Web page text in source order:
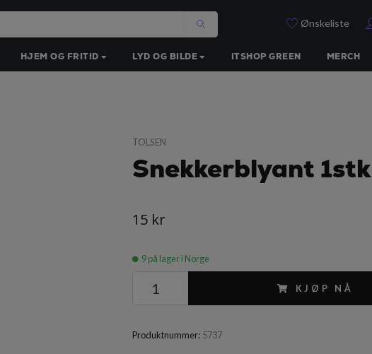
Ønskeliste
HJEM OG FRITID LYD OG BILDE ITSHOP GREEN MERCH
TOLSEN
Snekkerblyant 1stk
15 kr
9på lager i Norge
KJØP NÅ
Produktnummer: 5737